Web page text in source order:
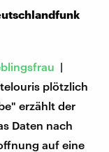
|
plötzlich
erzählt der
Daten nach
auf eine